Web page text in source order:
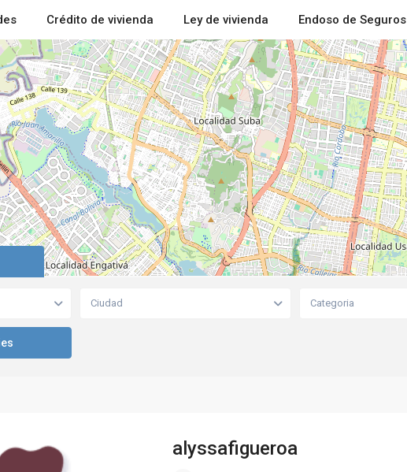
Crédito de vivienda Ley de vivienda Endoso de Seguros
Ciudad Categoria
alyssafigueroa